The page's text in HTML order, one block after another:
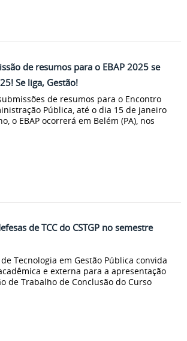
de resumos para o EBAP 2025 se
Se liga, Gestão!
de resumos para o Encontro
Pública, até o dia 15 de janeiro
o EBAP ocorrerá em Belém (PA), nos
de TCC do CSTGP no semestre
Tecnologia em Gestão Pública convida
e externa para a apresentação
de Trabalho de Conclusão do Curso